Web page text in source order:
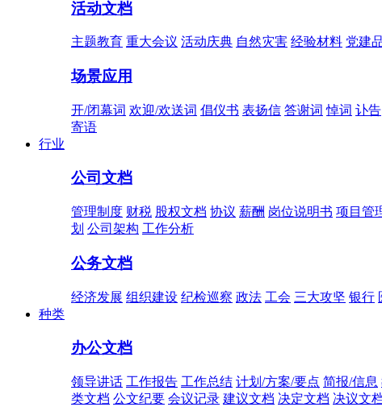
活动文档
主题教育 重大会议 活动庆典 自然灾害 经验材料 党建
场景应用
开/闭幕词 欢迎/欢送词 倡仪书 表扬信 答谢词 悼词 讣告
寄语
行业
公司文档
管理制度 财税 股权文档 协议 薪酬 岗位说明书 项目管
划 公司架构 工作分析
公务文档
经济发展 组织建设 纪检巡察 政法 工会 三大攻坚 银行
种类
办公文档
领导讲话 工作报告 工作总结 计划/方案/要点 简报/信息
类文档 公文纪要 会议记录 建议文档 决定文档 决议文